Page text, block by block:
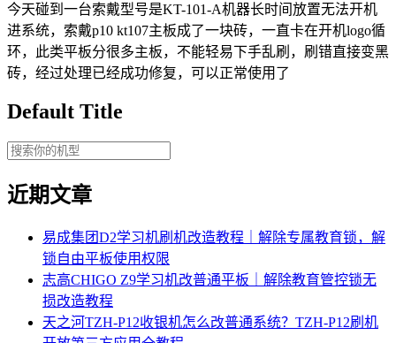
今天碰到一台索戴型号是KT-101-A机器长时间放置无法开机
进系统，索戴p10 kt107主板成了一块砖，一直卡在开机logo循
环，此类平板分很多主板，不能轻易下手乱刷，刷错直接变黑
砖，经过处理已经成功修复，可以正常使用了
Default Title
近期文章
易成集团D2学习机刷机改造教程｜解除专属教育锁，解
锁自由平板使用权限
志高CHIGO Z9学习机改普通平板｜解除教育管控锁无
损改造教程
天之河TZH-P12收银机怎么改普通系统？TZH-P12刷机